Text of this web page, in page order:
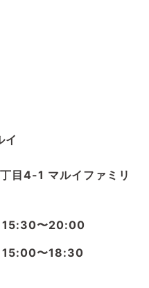
イ
目4-1 マルイファミリ
〜20:00
〜18:30